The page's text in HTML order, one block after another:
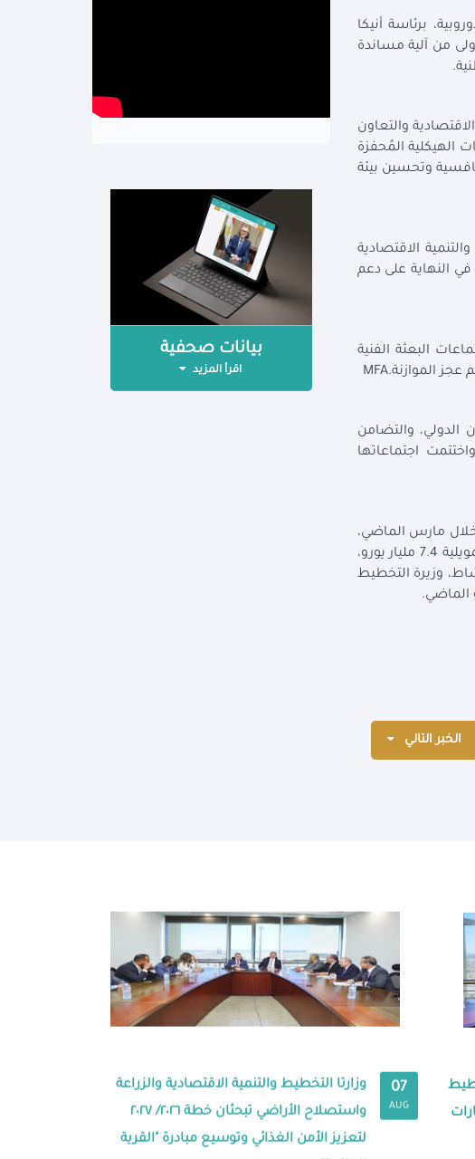
برئاسة أنيكا
من آلية مساندة
.
والتعاون
من تنفيذ الإصلاحات الهيكلية المُحفزة
وتحسين بيئة
الاقتصادية
النهاية على دعم
البعثة الفنية
عجز الموازنةMFA.
الدولي، والتضامن
اجتماعاتها
خلال مارس الماضي،
تحت مظلة الشراكة الاستراتيجية بين جمهورية مصر العربية والاتحاد الأوروبي، حيث تبلغ إجمالي قيمة الحزمة التمويلية 7.4 مليار يورو،
وزيرة التخطيط
الماضي.
الخبر التالي
بيانات صحفية
اقرأ المزيد
07
AUG
وزارتا التخطيط والتنمية الاقتصادية والزراعة
واستصلاح الأراضي تبحثان خطة ٢٠٢٦/ ٢٠٢٧
لتعزيز الأمن الغذائي وتوسيع مبادرة "القرية